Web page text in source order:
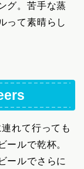
グ。苦手な蒸
って素晴らし
れて行っても
ールで乾杯。
ールでさらに